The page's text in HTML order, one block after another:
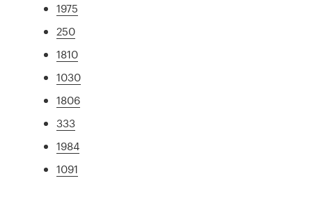
1975
250
1810
1030
1806
333
1984
1091